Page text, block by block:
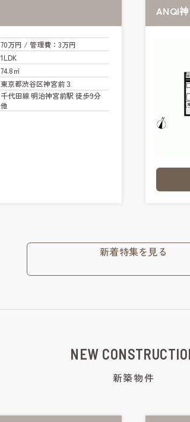
70万円 / 管理費：3万円
1LDK
74.8㎡
東京都渋谷区神宮前３
千代田線 明治神宮前駅 徒歩9分
他
ANQI
新着特集を見る
NEW
新築物件